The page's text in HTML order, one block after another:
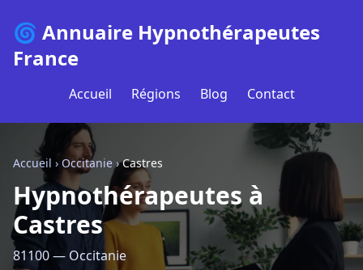
🌀 Annuaire Hypnothérapeutes
France
Accueil Régions Blog Contact
Accueil › Occitanie ›Castres
Hypnothérapeutes à
Castres
81100 — Occitanie